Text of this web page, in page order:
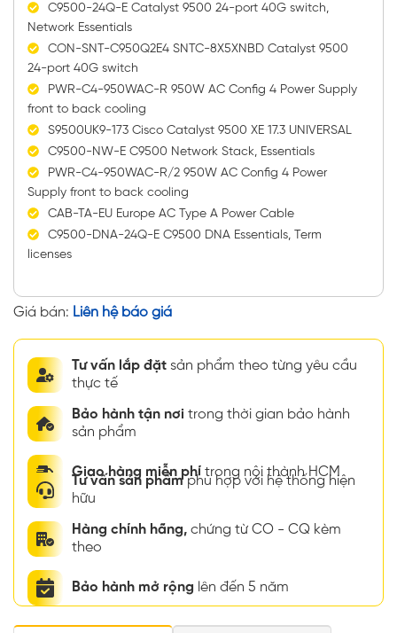
C9500-24Q-E Catalyst 9500 24-port 40G switch,
Network Essentials
CON-SNT-C950Q2E4 SNTC-8X5XNBD Catalyst 9500
24-port 40G switch
PWR-C4-950WAC-R 950W AC Config 4 Power Supply
front to back cooling
S9500UK9-173 Cisco Catalyst 9500 XE 17.3 UNIVERSAL
C9500-NW-E C9500 Network Stack, Essentials
PWR-C4-950WAC-R/2 950W AC Config 4 Power
Supply front to back cooling
CAB-TA-EU Europe AC Type A Power Cable
C9500-DNA-24Q-E C9500 DNA Essentials, Term
licenses
Giá bán: Liên hệ báo giá
Tư vấn lắp đặt sản phẩm theo từng yêu cầu
thực tế
Bảo hành tận nơi trong thời gian bảo hành
sản phẩm
Giao hàng miễn phí trong nội thành HCM
Tư vấn sản phẩmphù hợp với hệ thống hiện
hữu
Hàng chính hãng, chứng từ CO - CQ kèm
theo
Bảo hành mở rộng lên đến 5 năm